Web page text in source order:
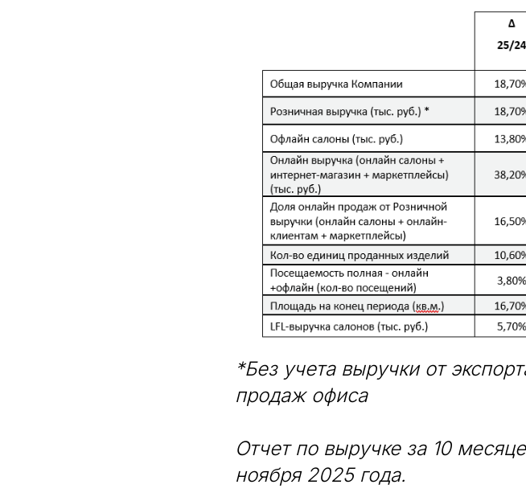
*Без учета выручки от
продаж офиса
Отчет по выручке за 10
ноября 2025 года.